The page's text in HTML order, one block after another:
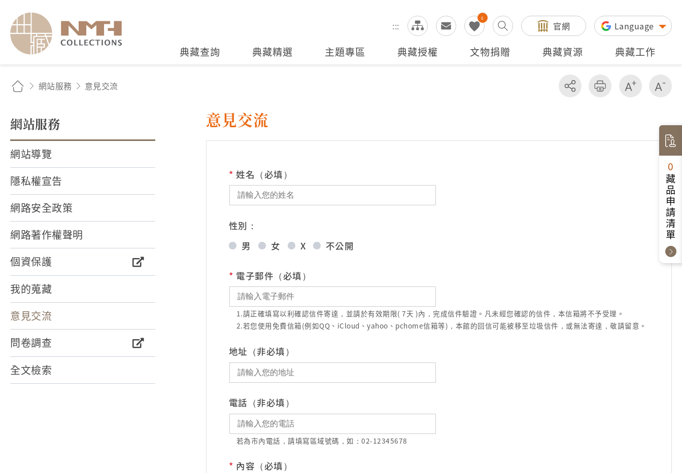
:::
0
全站搜尋 官網 Language
典藏查詢 典藏精選 主題專區 典藏授權 文物捐贈 典藏資源 典藏工作
網站服務 意見交流 分享 友善列印 增加字級
網站服務
網站導覽
隱私權宣告
網路安全政策
網路著作權聲明
個資保護
我的蒐藏
意見交流
問卷調查
全文檢索
意見交流
* 姓名（必填）
性別：
男
女 X 不公開
* 電子郵件（必填）
1.請正確填寫以利確認信件寄達，並請於有效期限( 7天 )內，完成信件驗證。凡未經您確認的信件，本信箱將不予受理。
2.若您使用免費信箱(例如QQ、iCloud、yahoo、pchome信箱等)，本館的回信可能被移至垃圾信件，或無法寄達，敬請留意。
地址（非必填）
電話（非必填）
若為市內電話，請填寫區域號碼，如：02-12345678
* 內容（必填）
0
藏品申請清單